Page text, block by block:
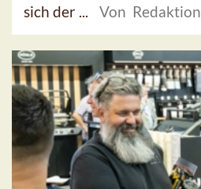
sich der ...
Von Redaktion